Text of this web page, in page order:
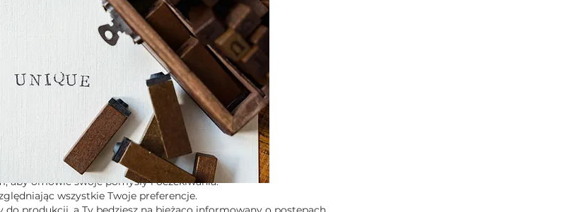
aby omówić swoje pomysły i oczekiwania.
wszystkie Twoje preferencje.